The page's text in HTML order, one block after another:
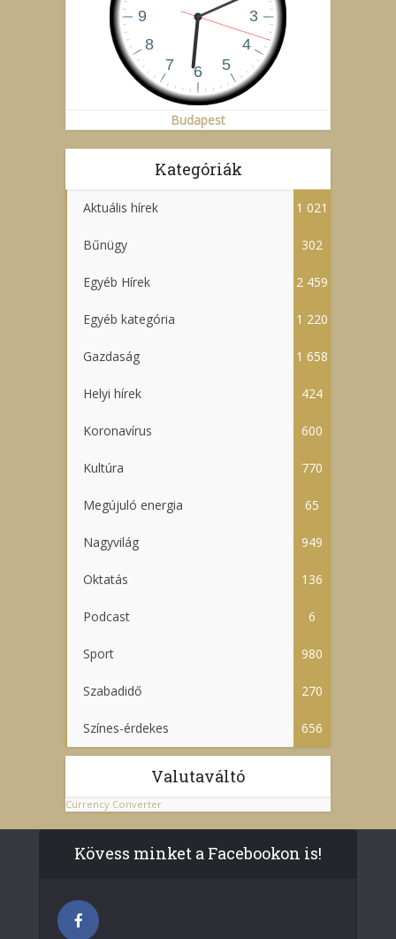
Budapest
Kategóriák
Aktuális hírek 1 021
Bűnügy 302
Egyéb Hírek 2 459
Egyéb kategória 1 220
Gazdaság 1 658
Helyi hírek 424
Koronavírus 600
Kultúra 770
Megújuló energia 65
Nagyvilág 949
Oktatás 136
Podcast 6
Sport 980
Szabadidő 270
Színes-érdekes 656
Valutaváltó
Currency Converter
Kövess minket a Facebookon is!